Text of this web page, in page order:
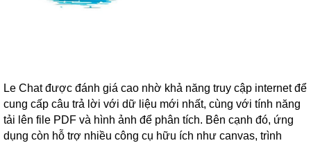
Le Chat được đánh giá cao nhờ khả năng truy cập internet để
cung cấp câu trả lời với dữ liệu mới nhất, cùng với tính năng
tải lên file PDF và hình ảnh để phân tích. Bên cạnh đó, ứng
dụng còn hỗ trợ nhiều công cụ hữu ích như canvas, trình